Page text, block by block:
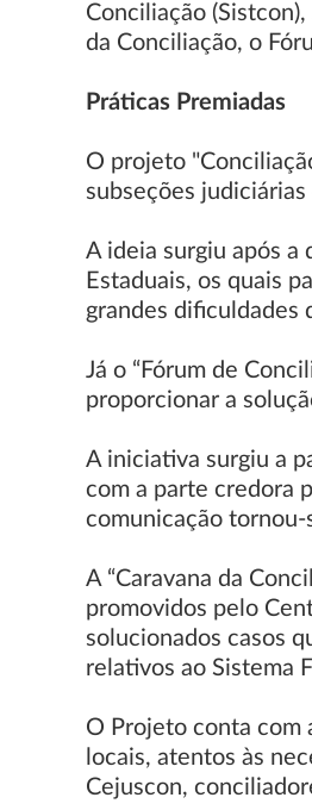
Conciliação
da Conciliação, o
Práticas Premiadas
O projeto
subseções
A ideia surgiu após a
Estaduais, os quais
grandes dificuldades
Já o “Fórum de
proporcionar a
A iniciativa surgiu a
com a parte credora
comunicação
A “Caravana da
promovidos pelo
solucionados casos
relativos ao Sistema
O Projeto conta com
locais, atentos às
Cejuscon,